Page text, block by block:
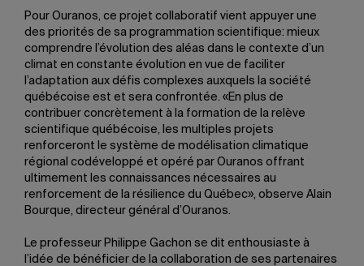
Pour Ouranos, ce projet collaboratif vient appuyer une
des priorités de sa programmation scientifique: mieux
comprendre l’évolution des aléas dans le contexte d’un
climat en constante évolution en vue de faciliter
l’adaptation aux défis complexes auxquels la société
québécoise est et sera confrontée. «En plus de
contribuer concrètement à la formation de la relève
scientifique québécoise, les multiples projets
renforceront le système de modélisation climatique
régional codéveloppé et opéré par Ouranos offrant
ultimement les connaissances nécessaires au
renforcement de la résilience du Québec», observe Alain
Bourque, directeur général d’Ouranos.
Le professeur Philippe Gachon se dit enthousiaste à
l’idée de bénéficier de la collaboration de ses partenaires